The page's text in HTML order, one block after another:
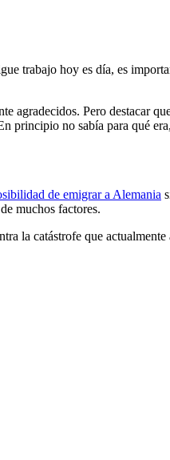
trabajo hoy es día, es
agradecidos. Pero destacar
principio no sabía para qué
de emigrar a Alemania
muchos factores.
la catástrofe que actualmente